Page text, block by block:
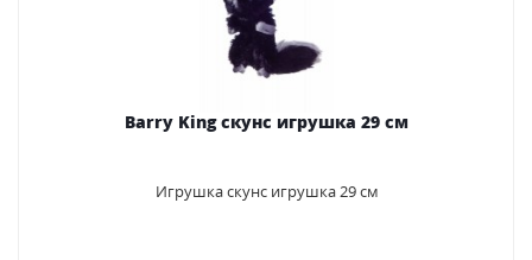
Barry King скунс игрушка 29 см
Игрушка скунс игрушка 29 см